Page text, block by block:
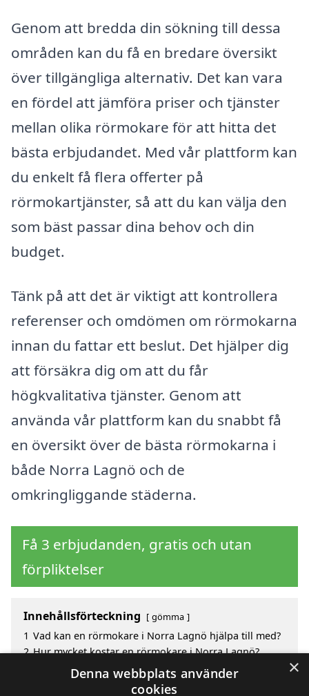
Genom att bredda din sökning till dessa
områden kan du få en bredare översikt
över tillgängliga alternativ. Det kan vara
en fördel att jämföra priser och tjänster
mellan olika rörmokare för att hitta det
bästa erbjudandet. Med vår plattform kan
du enkelt få flera offerter på
rörmokartjänster, så att du kan välja den
som bäst passar dina behov och din
budget.
Tänk på att det är viktigt att kontrollera
referenser och omdömen om rörmokarna
innan du fattar ett beslut. Det hjälper dig
att försäkra dig om att du får
högkvalitativa tjänster. Genom att
använda vår plattform kan du snabbt få
en översikt över de bästa rörmokarna i
både Norra Lagnö och de
omkringliggande städerna.
Få 3 erbjudanden, gratis och utan
förpliktelser
Innehållsförteckning gömma
1 Vad kan en rörmokare i Norra Lagnö hjälpa till med?
2 Hur mycket kostar en rörmokare i Norra Lagnö?
Fördelar med att välja rörmokare i Norra Lagnö
Sök efter en skicklig rörmokare i de omgivande
×
Denna webbplats använder
cookies